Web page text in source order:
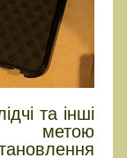
та інші
метою